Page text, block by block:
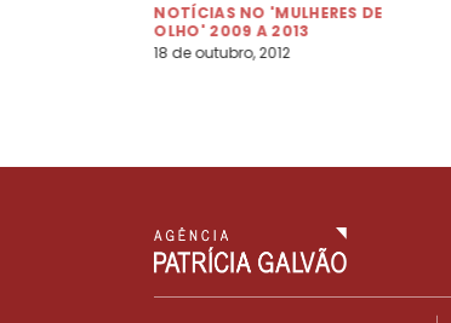
NOTÍCIAS NO 'MULHERES DE
OLHO' 2009 A 2013
18 de outubro, 2012